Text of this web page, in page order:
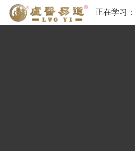
正在学习：